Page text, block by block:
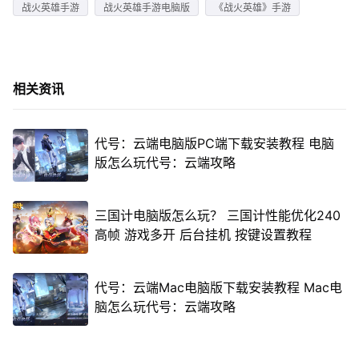
战火英雄手游
战火英雄手游电脑版 《战火英雄》手游
相关资讯
代号：云端电脑版PC端下载安装教程 电脑
版怎么玩代号：云端攻略
三国计电脑版怎么玩？ 三国计性能优化240
高帧 游戏多开 后台挂机 按键设置教程
代号：云端Mac电脑版下载安装教程 Mac电
脑怎么玩代号：云端攻略